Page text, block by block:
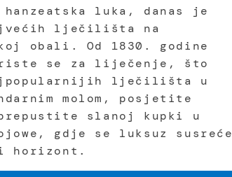
hanzeatska luka, danas je
lječilišta na
obali. Od 1830. godine
se za liječenje, što
lječilišta u
molom, posjetite
slanoj kupki u
gdje se luksuz susreće
horizont.